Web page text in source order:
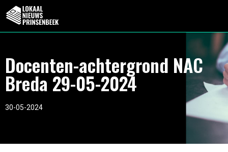
Docenten-achtergrond NAC
Breda 29-05-2024
30-05-2024